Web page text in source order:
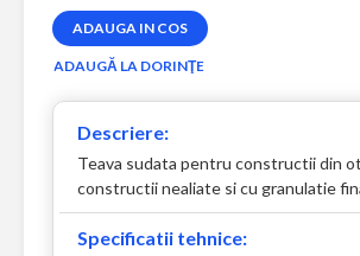
Descriere:
Teava sudata pentru constructii din
constructii nealiate si cu granulatie
Specificatii tehnice: